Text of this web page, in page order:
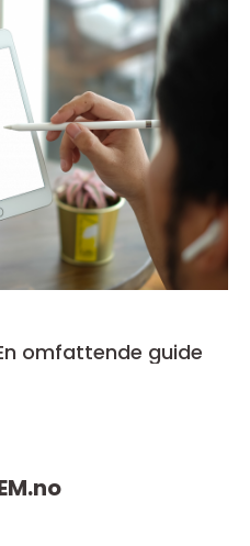
omfattende guide
no